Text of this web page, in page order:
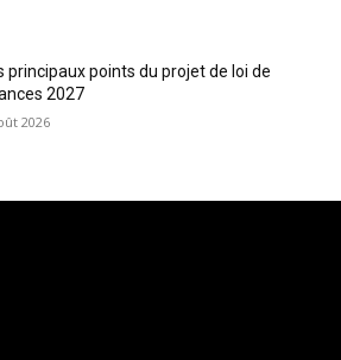
principaux points du projet de loi de
2027
2026